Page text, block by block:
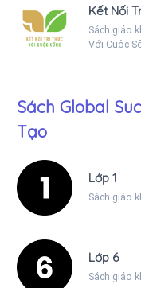
Kết Nối
Sách giáo
Với Cuộc
Sách Global
Tạo
Lớp 1
Sách giáo
Lớp 6
Sách giáo